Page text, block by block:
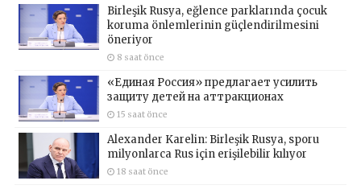
Birleşik Rusya, eğlence parklarında çocuk
koruma önlemlerinin güçlendirilmesini
öneriyor
8 saat önce
«Единая Россия» предлагает усилить
защиту детей на аттракционах
15 saat önce
Alexander Karelin: Birleşik Rusya, sporu
milyonlarca Rus için erişilebilir kılıyor
18 saat önce